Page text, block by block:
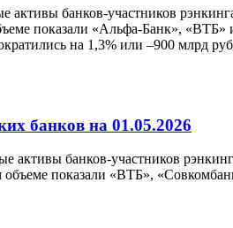
активы банков-участников
показали «Альфа-Банк»,
на 1,3% или –900 млрд
банков на 01.05.2026
активы банков-участников
показали «ВТБ»,